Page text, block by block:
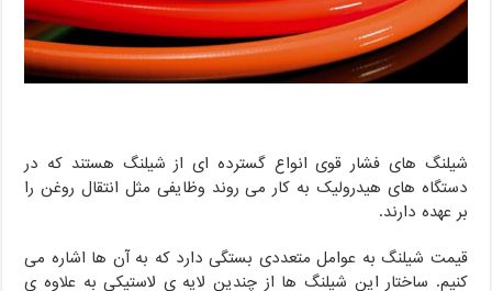
شیلنگ های فشار قوی انواع گسترده ای از شیلنگ هستند که در
دستگاه های هیدرولیک به کار می روند وظایفی مثل انتقال روغن را
بر عهده دارند.
قیمت شیلنگ به عوامل متعددی بستگی دارد که به آن ها اشاره می
کنیم. ساختار این شیلنگ ها از چندین لایه ی لاستیکی به علاوه ی